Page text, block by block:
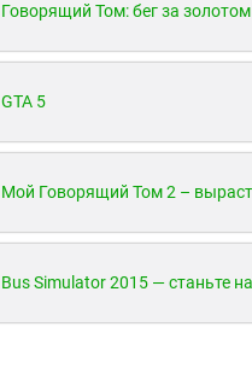
Говорящий Том: бег за золотом
GTA 5